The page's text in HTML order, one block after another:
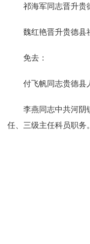
祁海军同志晋升贵
魏红艳晋升贵德县
免去：
付飞帆同志贵德县
李燕同志中共河阴
任、三级主任科员职务。